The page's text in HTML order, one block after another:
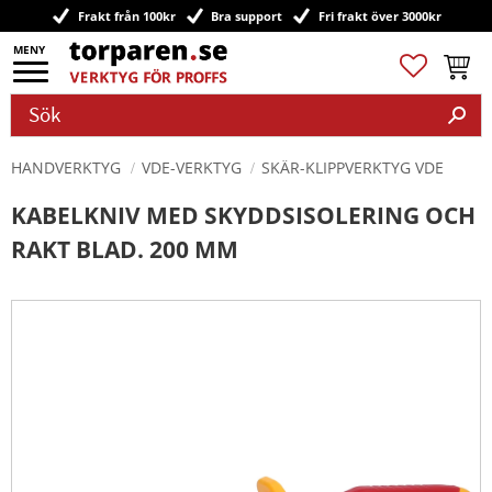
Meny
Frakt från 100kr Bra support Fri frakt över 3000kr
Favoriter
HANDVERKTYG VDE-VERKTYG SKÄR-KLIPPVERKTYG VDE
KABELKNIV MED SKYDDSISOLERING OCH
RAKT BLAD. 200 MM